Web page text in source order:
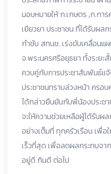
มอบหมายให้ ก.เกษตร ,ก.กา
เยียวยา ประชาชน ที่ได้รับผล
กำชับ สทนช. เร่งขับเคลื่อน
จ.พระนครศรีอยุธยา ทั้งระยะสั้
ควบคู่กับการประชาสัมพันธ์แ
ประชาชนทราบล่วงหน้า คร
ได้กล่าวยืนยันกับพี่น้องประช
จะให้ความช่วยเหลือผู้ได้รับผ
อย่างเต็มที่ ทุกครัวเรือน เพื่
เร็วที่สุด เพื่อลดผลกระทบจา
อยู่ดี กินดี ต่อไป